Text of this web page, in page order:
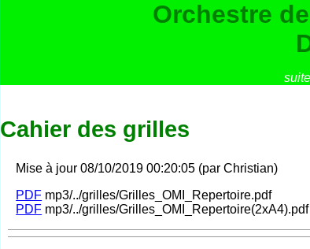
Orchestre
Cahier des grilles
Mise à jour 08/10/2019 00:20:05 (par Christian)
PDF mp3/../grilles/Grilles_OMI_Repertoire.pdf
PDF mp3/../grilles/Grilles_OMI_Repertoire(2xA4).pdf